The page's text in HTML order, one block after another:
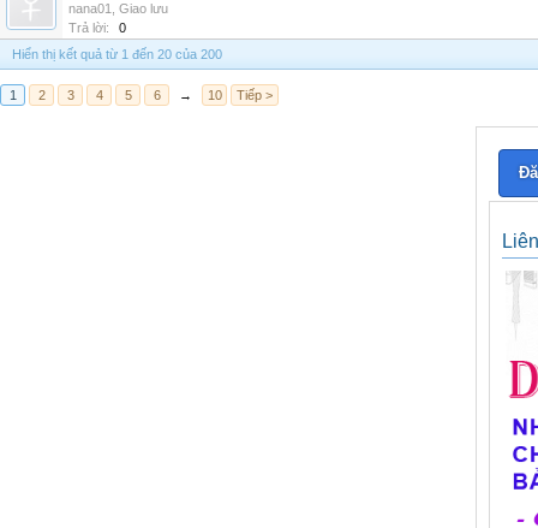
nana01
Giao lưu
Trả lời:
0
Hiển thị kết quả từ 1 đến 20 của 200
1 2 3 4 5 6 → 10 Tiếp >